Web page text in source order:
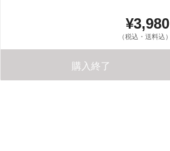
¥3,980
（税込・送料込）
購入終了